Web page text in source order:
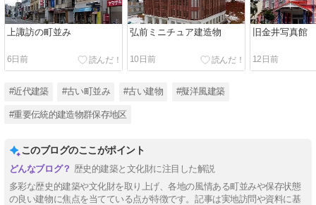
上諏訪の町並み
6日前
弘前ミニチュア建造物
10日前
旧金井写真館
12日前
#近代建築 #古い町並み #古い建物 #擬洋風建築
#重要伝統的建造物群保存地区
このブログのここがポイント
歴史的建築と文化財に注目した解説
多彩な歴史的建築や文化財を取り上げ、各地の風情ある町並みや保存状態
の良い建物に焦点を当てている点が特徴です。記事は実地訪問や資料に基